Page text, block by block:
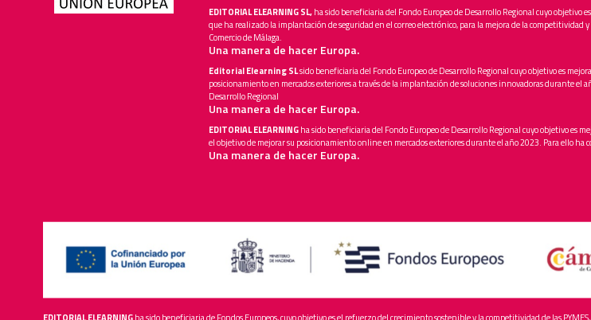
EDITORIAL ELEARNING SL,ha sido beneficiaria del Fondo Europeo de Desarrollo Regional cuyo objetivo
que ha realizado la implantación de seguridad en el correo electrónico, para la mejora de la
Comercio de Málaga.
Una manera de hacer Europa.
Editorial Elearning SLsido beneficiaria del Fondo Europeo de Desarrollo Regional cuyo objetivo es
posicionamiento en mercados exteriores a través de la implantación de soluciones innovadoras durante el
Desarrollo Regional
Una manera de hacer Europa.
EDITORIAL ELEARNINGha sido beneficiaria del Fondo Europeo de Desarrollo Regional cuyo objetivo es
el objetivo de mejorar su posicionamiento online en mercados exteriores durante el año 2023. Para ello ha
Una manera de hacer Europa.
EDITORIAL ELEARNINGha sido beneficiaria de Fondos Europeos, cuyo objetivo es el refuerzo del crecimiento sostenible y la competitividad de las